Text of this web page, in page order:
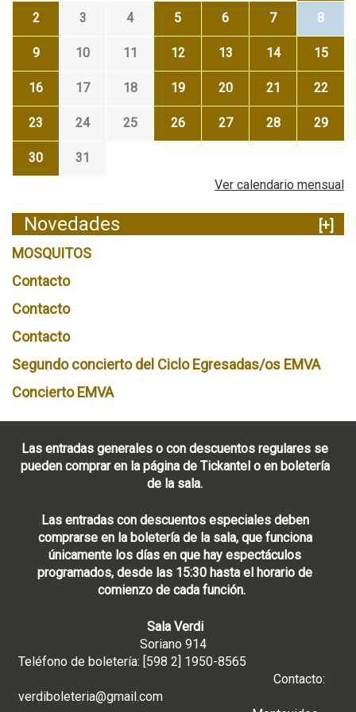
2 3 4 5 6 7 8
9 10 11 12 13 14 15
16 17 18 19 20 21 22
23 24 25 26 27 28 29
30
31
Ver calendario mensual
Novedades
[+]
MOSQUITOS
Contacto
Contacto
Contacto
Segundo concierto del Ciclo Egresadas/os EMVA
Concierto EMVA
Las entradas generales o con descuentos regulares se
pueden comprar en la página de Tickantel o en boletería
de la sala.
Las entradas con descuentos especiales deben
comprarse en la boletería de la sala, que funciona
únicamente los días en que hay espectáculos
programados, desde las 15:30 hasta el horario de
comienzo de cada función.
Sala Verdi
Soriano 914
Teléfono de boletería: [598 2] 1950-8565
Contacto:
verdiboleteria@gmail.com